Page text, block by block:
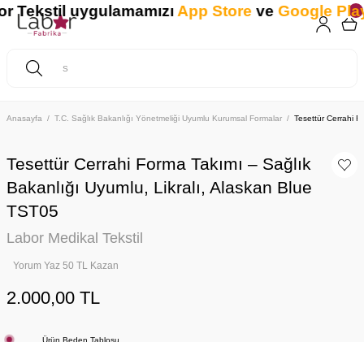
Anasayfa T.C. Sağlık Bakanlığı Yönetmeliği Uyumlu Kurumsal Formalar Tesettür Cerrahi
Tesettür Cerrahi Forma Takımı – Sağlık
Bakanlığı Uyumlu, Likralı, Alaskan Blue
TST05
Labor Medikal Tekstil
Yorum Yaz 50 TL Kazan
2.000,00 TL
Ürün Beden Tablosu
uygulamamızıApp StoreveGoogle Play